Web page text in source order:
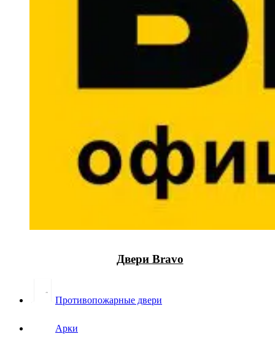
Двери Bravo
Противопожарные двери
Арки